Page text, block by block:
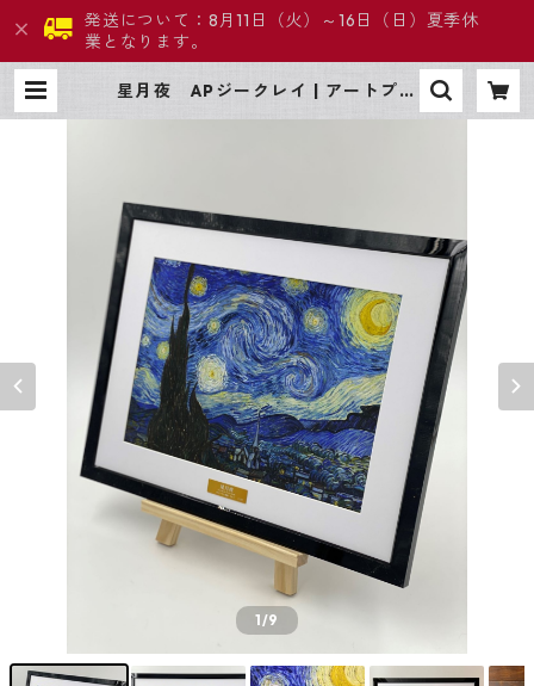
発送について：8月11日（火）～16日（日）夏季休
業となります。
星月夜 APジークレイ | アートプロ
1/9